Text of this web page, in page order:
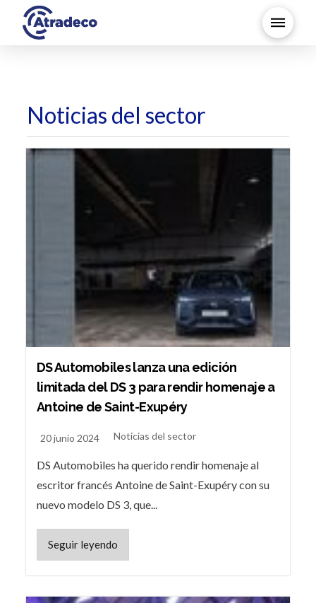
Noticias del sector
DS Automobiles lanza una edición
limitada del DS 3 para rendir homenaje a
Antoine de Saint-Exupéry
20 junio 2024 Noticias del sector
DS Automobiles ha querido rendir homenaje al
escritor francés Antoine de Saint-Exupéry con su
nuevo modelo DS 3, que...
Seguir leyendo